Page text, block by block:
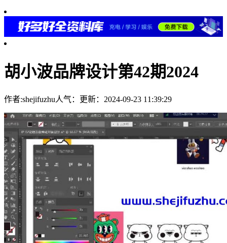
胡小波品牌设计第42期2024
作者:shejifuzhu人气： 更新：2024-09-23 11:39:29